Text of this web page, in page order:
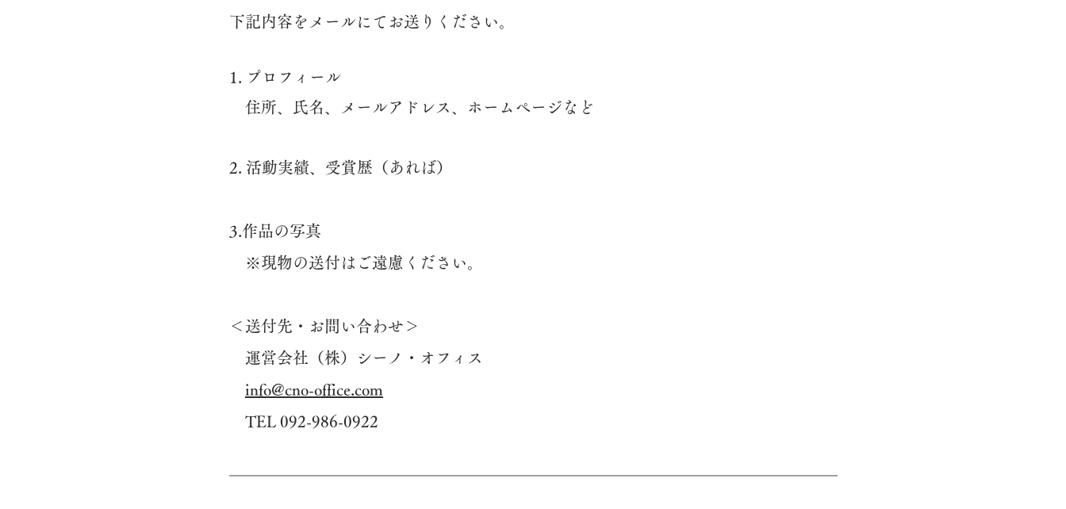
​下記内容をメールにてお送りください。
1. プロフィール
住所、氏名、メールアドレス、ホームページなど
2. 活動実績、受賞歴（あれば）
3.作品の写真
※現物の送付はご遠慮ください。
＜送付先・お問い合わせ＞
運営会社（株）シーノ・オフィス
info@cno-office.com
TEL 092-986-0922